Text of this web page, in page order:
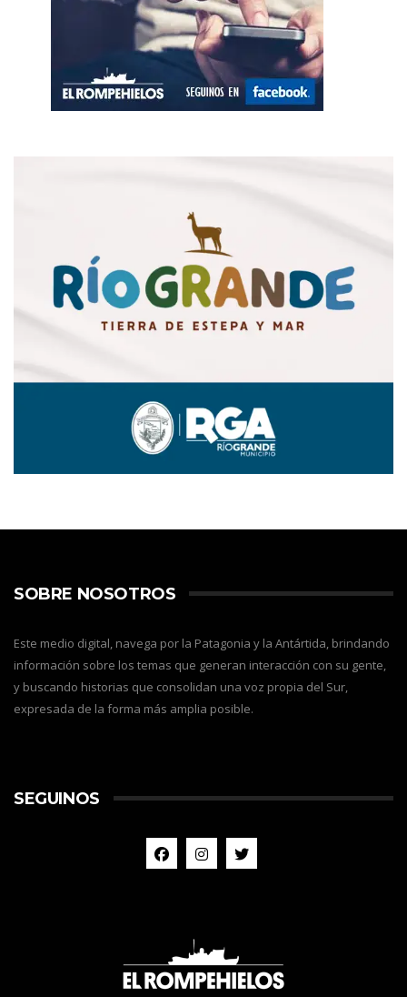
SOBRE NOSOTROS
Este medio digital, navega por la Patagonia y la Antártida, brindando
información sobre los temas que generan interacción con su gente,
y buscando historias que consolidan una voz propia del Sur,
expresada de la forma más amplia posible.
SEGUINOS